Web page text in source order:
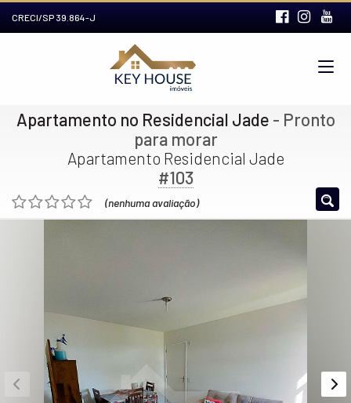
CRECI/SP 39.864-J
Apartamento no Residencial Jade - Pronto
para morar
Apartamento Residencial Jade
#103
(nenhuma avaliação)